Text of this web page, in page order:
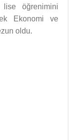
lise öğrenimini
Ekonomi ve
oldu.